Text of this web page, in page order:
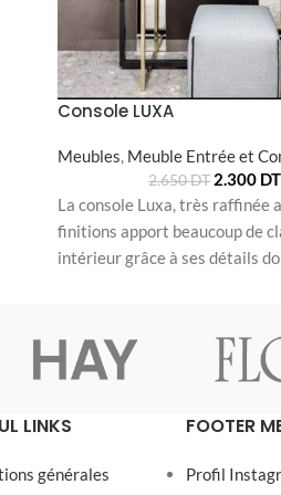
Console LUXA
Meubles, Meuble Entrée et
2.650DT 2.300 DT
La console Luxa, très raffinée
finitions apport beaucoup de
intérieur grâce à ses détails
LINKS
générales
FOOTER
Profil